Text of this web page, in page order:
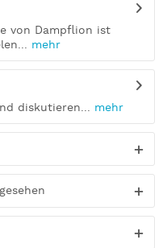
von Dampflion ist
mehr
diskutieren... mehr